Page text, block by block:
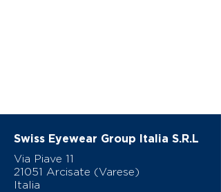
Swiss Eyewear Group Italia S.R.L
Via Piave 11
21051 Arcisate (Varese)
Italia